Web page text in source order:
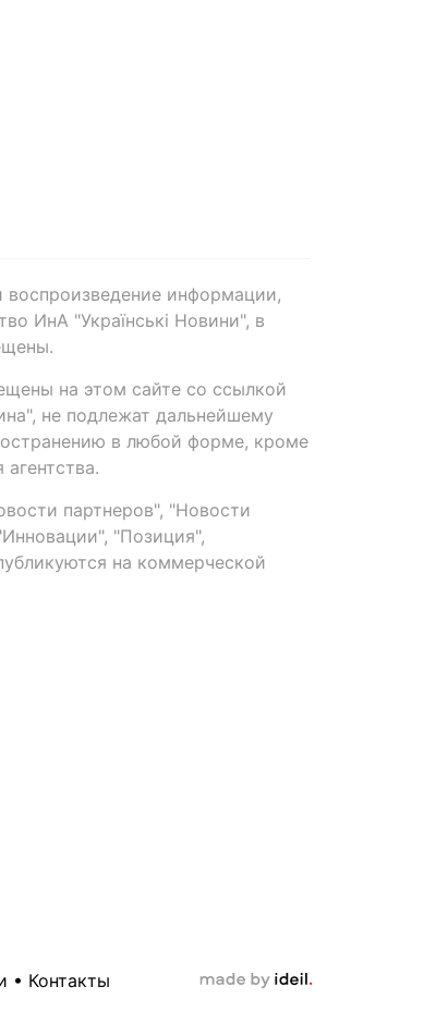
воспроизведение информации,
ИнА "Українські Новини", в
на этом сайте со ссылкой
не подлежат дальнейшему
в любой форме, кроме
партнеров", "Новости
"Позиция",
на коммерческой
• Контакты